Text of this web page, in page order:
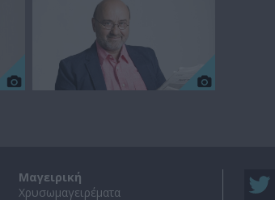
Μαγειρική
Χρυσωμαγειρέματα